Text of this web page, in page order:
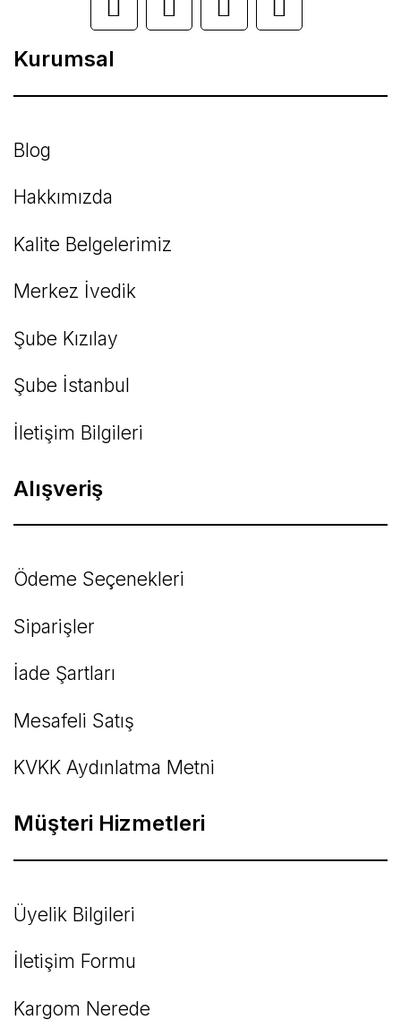
Ürün bilgilerinde hatalar bulunuyor.
Ürün fiyatı diğer sitelerden daha pahalı.
Bu ürüne benzer farklı alternatifler olmalı.
Kurumsal
Blog
Hakkımızda
Kalite Belgelerimiz
Merkez İvedik
Şube Kızılay
Şube İstanbul
İletişim Bilgileri
Alışveriş
Ödeme Seçenekleri
Siparişler
İade Şartları
Mesafeli Satış
KVKK Aydınlatma Metni
Müşteri Hizmetleri
Üyelik Bilgileri
İletişim Formu
Kargom Nerede